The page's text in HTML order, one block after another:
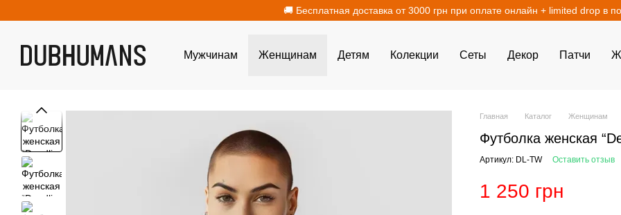
🚚 Бесплатная доставка от 3000 грн при оплате онлайн + limited drop в
Мужчинам Женщинам Детям Колекции Сеты Декор Патчи
Главная Каталог Женщинам
Футболка женская
Артикул: DL-TW Оставить отзыв
1 250 грн